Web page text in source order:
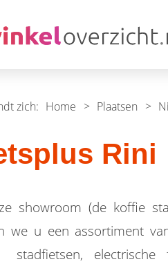
zich: Home > Plaatsen >
Rini
showroom (de koffie
we u een assortiment
electrische